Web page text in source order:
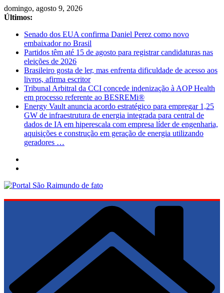
Pular
para
conteúdo
domingo, agosto 9, 2026
Últimos:
Senado dos EUA confirma Daniel Perez como novo
embaixador no Brasil
Partidos têm até 15 de agosto para registrar candidaturas nas
eleições de 2026
Brasileiro gosta de ler, mas enfrenta dificuldade de acesso aos
livros, afirma escritor
Tribunal Arbitral da CCI concede indenização à AOP Health
em processo referente ao BESREMi®
Energy Vault anuncia acordo estratégico para empregar 1,25
GW de infraestrutura de energia integrada para central de
dados de IA em hiperescala com empresa líder de engenharia,
aquisições e construção em geração de energia utilizando
geradores …